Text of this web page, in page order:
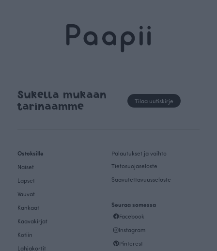
Sukella mukaan
tarinaamme
Tilaa uutiskirje
Ostoksille
Naiset
Lapset
Vauvat
Kankaat
Kaavakirjat
Kotiin
Lahjakortit
Palautukset ja vaihto
Tietosuojaseloste
Saavutettavuusseloste
Seuraa somessa
Facebook
Instagram
Pinterest